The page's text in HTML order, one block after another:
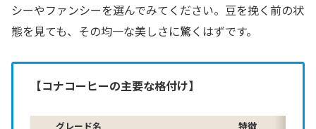
シーやファンシーを選んでみてください。豆を挽く前の状
態を見ても、その均一な美しさに驚くはずです。
【コナコーヒーの主要な格付け】
グレード名
特徴